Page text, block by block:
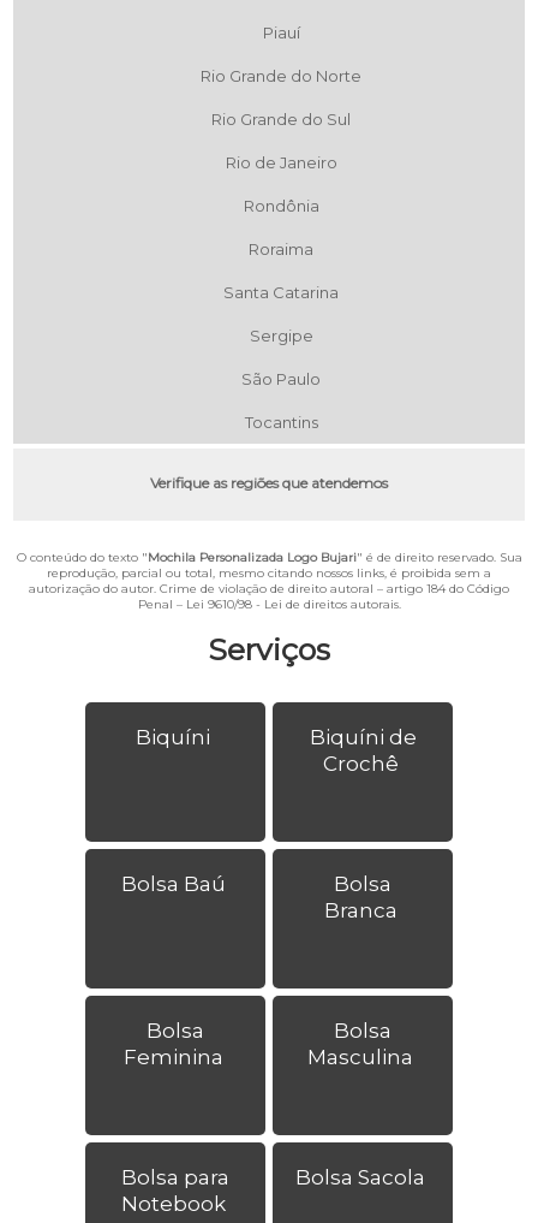
Serviços
Biquíni
Biquíni de
Crochê
Bolsa Baú
Bolsa
Branca
Bolsa
Feminina
Bolsa
Masculina
Bolsa para
Notebook
Bolsa Sacola
Piauí
Rio Grande do Norte
Rio Grande do Sul
Rio de Janeiro
Rondônia
Roraima
Santa Catarina
Sergipe
São Paulo
Tocantins
Verifique as regiões que atendemos
O conteúdo do texto "Mochila Personalizada Logo Bujari" é de direito reservado. Sua
reprodução, parcial ou total, mesmo citando nossos links, é proibida sem a
autorização do autor. Crime de violação de direito autoral – artigo 184 do Código
Penal – Lei 9610/98 - Lei de direitos autorais.